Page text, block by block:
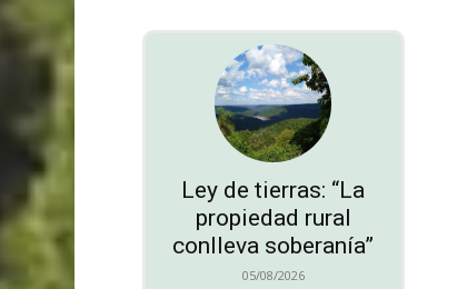
Ley de tierras: “La
propiedad rural
conlleva soberanía”
05/08/2026